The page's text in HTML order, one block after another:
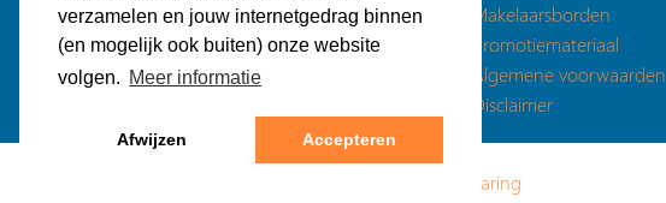
verzamelen en jouw internetgedrag binnen
(en mogelijk ook buiten) onze website
volgen. Meer informatie
Afwijzen Accepteren
Gratis zoekopdracht plaatsen
Bedrijfsruimte gezocht
Makelaars
Makelaarsborden
Promotiemateriaal
Algemene voorwaarden
Disclaimer
Privacyverklaring